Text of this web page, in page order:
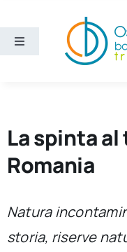
contenuto
Toggle
Ricerca e divulgazione
Sezioni
La spinta
Romania
Natura
storia, riserve